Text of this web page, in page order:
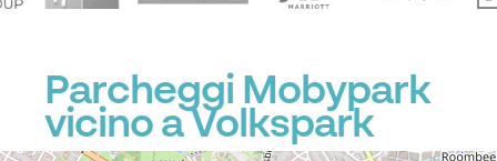
Parcheggi Mobypark
vicino a Volkspark